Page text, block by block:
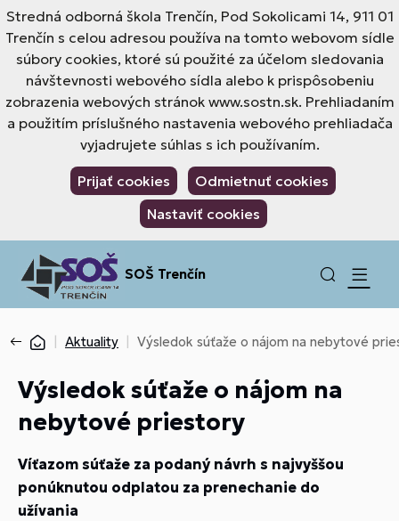
Stredná odborná škola Trenčín, Pod Sokolicami 14, 911 01
Trenčín s celou adresou používa na tomto webovom sídle
súbory cookies, ktoré sú použité za účelom sledovania
návštevnosti webového sídla alebo k prispôsobeniu
zobrazenia webových stránok www.sostn.sk. Prehliadaním
a použitím príslušného nastavenia webového prehliadača
vyjadrujete súhlas s ich používaním.
Prijať cookies
Odmietnuť cookies
Nastaviť cookies
SOŠ Trenčín
Aktuality Výsledok súťaže o nájom na nebytové
Výsledok súťaže o nájom na
nebytové priestory
Víťazom súťaže za podaný návrh s najvyššou
ponúknutou odplatou za prenechanie do
užívania